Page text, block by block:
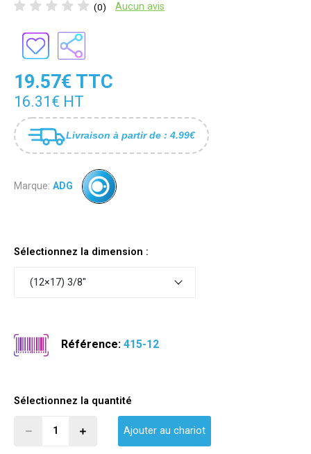
(0) Aucun avis
19.57€ TTC
16.31€ HT
Livraison à partir de : 4.99€
Marque: ADG
Sélectionnez la dimension :
(12×17) 3/8"
Référence:415-12
Sélectionnez la quantité
Ajouter au chariot